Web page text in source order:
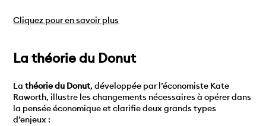
Cliquez pour en savoir plus
La théorie du Donut
Lathéorie du Donut, développée par l’économiste Kate
Raworth, illustre les changements nécessaires à opérer dans
la pensée économique et clarifie deux grands types
d’enjeux :